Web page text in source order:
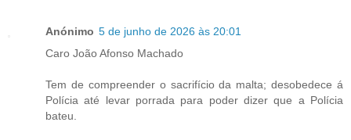
Anónimo 5 de junho de 2026 às 20:01
Caro João Afonso Machado
Tem de compreender o sacrifício da malta; desobedece á
Polícia até levar porrada para poder dizer que a Polícia
bateu.